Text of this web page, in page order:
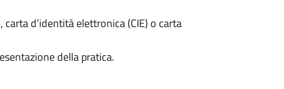
d’identità elettronica (CIE) o carta
della pratica.